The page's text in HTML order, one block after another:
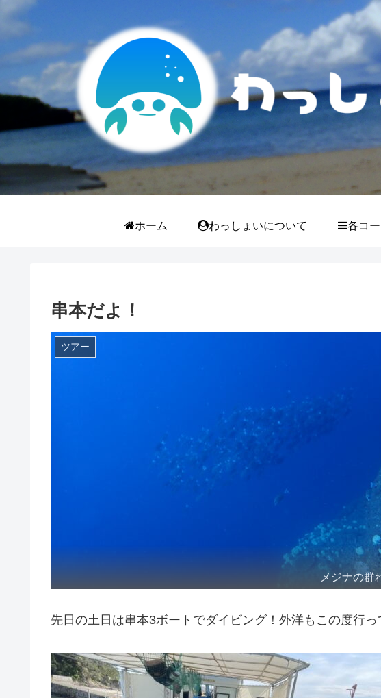
ホーム わっしょいについて 各コ
串本だよ！
ツアー
メジナの群
先日の土日は串本3ボートでダイビング！外洋もこの度行っ